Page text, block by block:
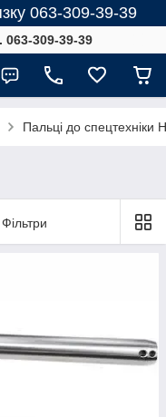
063-309-39-39
063-309-39-39
Пальці до спецтехніки
Фільтри